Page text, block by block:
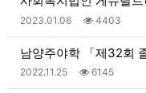
등록일
2023.01.06 조회
4403
남양주야학 「제32회
등록일
2022.11.25 조회
6145